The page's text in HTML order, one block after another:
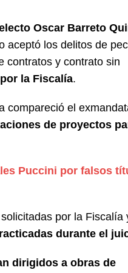
Oscar Barreto
aceptó los delitos de
contratos y contrato sin
la Fiscalía.
compareció el
de proyectos
Puccini por falsos
por la Fiscalía
durante el
dirigidos a obras de